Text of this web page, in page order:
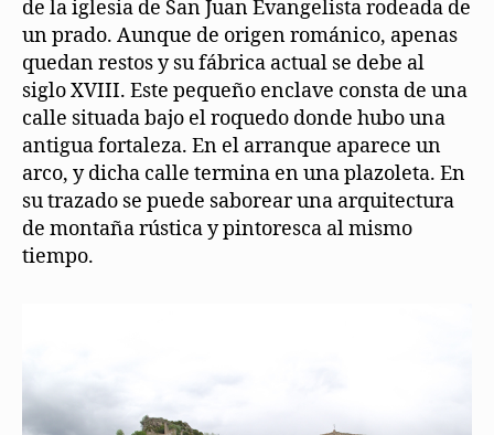
de la iglesia de San Juan Evangelista rodeada de
un prado. Aunque de origen románico, apenas
quedan restos y su fábrica actual se debe al
siglo XVIII. Este pequeño enclave consta de una
calle situada bajo el roquedo donde hubo una
antigua fortaleza. En el arranque aparece un
arco, y dicha calle termina en una plazoleta. En
su trazado se puede saborear una arquitectura
de montaña rústica y pintoresca al mismo
tiempo.